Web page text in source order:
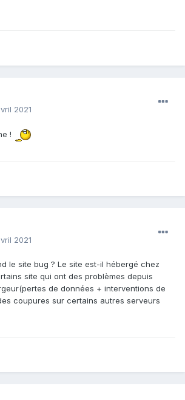
2021
!
2021
le site bug ? Le site est-il hébergé chez
site qui ont des problèmes depuis
de données + interventions de
coupures sur certains autres serveurs